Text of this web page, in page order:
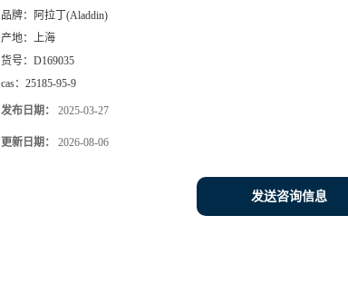
品牌： 阿拉丁(Aladdin)
产地： 上海
货号： D169035
cas： 25185-95-9
发布日期： 2025-03-27
更新日期： 2026-08-06
发送咨询信息